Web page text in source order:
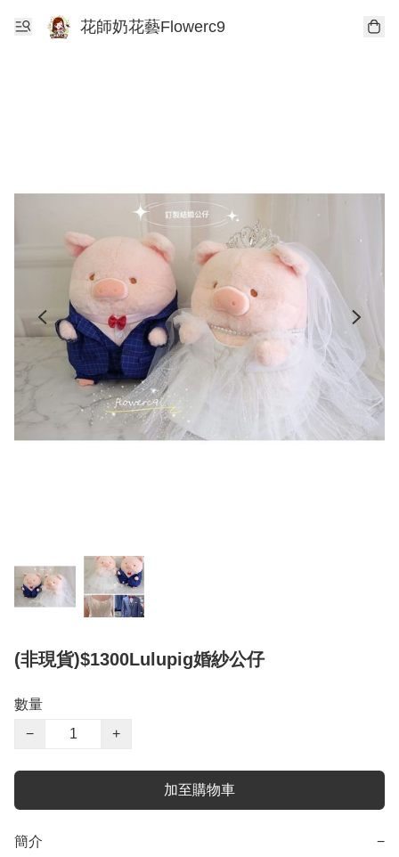
花師奶花藝Flowerc9
(非現貨)$1300Lulupig婚紗公仔
數量
−
+
加至購物車
簡介 −